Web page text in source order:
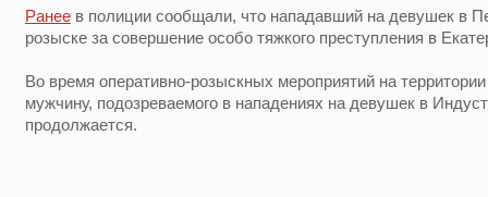
Ранее в полиции сообщали, что нападавший на девушек в
розыске за совершение особо тяжкого преступления в
Во время оперативно-розыскных мероприятий на
мужчину, подозреваемого в нападениях на девушек в
продолжается.